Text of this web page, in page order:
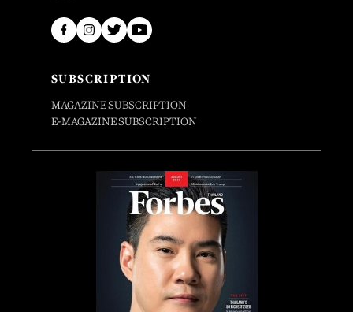
SUBSCRIPTION
MAGAZINE SUBSCRIPTION
E-MAGAZINE SUBSCRIPTION